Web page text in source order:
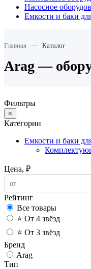
Насосное
Емкости и баки
Главная — Каталог
Arag —
Фильтры
×
Категории
Емкости и баки
Цена, ₽
Рейтинг
Все товары
⭐ От 4 звёзд
⭐ От 3 звёзд
Бренд
Arag
Тип